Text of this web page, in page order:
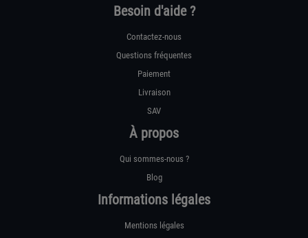
Besoin d'aide ?
Contactez-nous
Questions fréquentes
Paiement
Livraison
SAV
À propos
Qui sommes-nous ?
Blog
Informations légales
Mentions légales